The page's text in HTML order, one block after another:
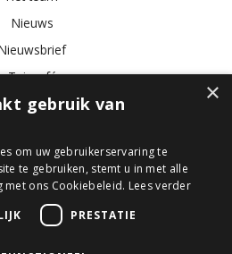
Nieuws
Tuincafé
Vacatures
Kunstbloemen
Buitenplanten
Tuinmeubelen
×
gebruik van
om uw gebruikerservaring te
te gebruiken, stemt u in met alle
met ons Cookiebeleid. Lees verder
PRESTATIE